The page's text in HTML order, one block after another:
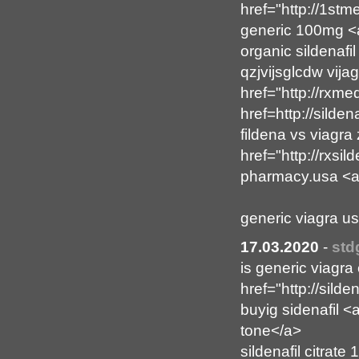
href="http://
generic 100mg
organic sildenafil
qzjvijsglcdw
href="http://
href=http://
fildena vs viagra
href="http://
pharmacy.usa
generic viagra
17.03.2020 -
is generic
href="http://
buyig sidenafil
tone</a>
sildenafil citrate